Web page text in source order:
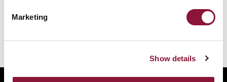
Marketing
Show details